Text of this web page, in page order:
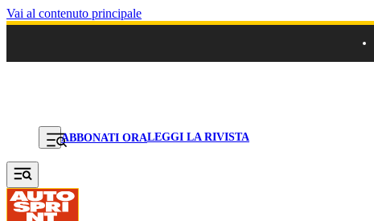
Vai al contenuto principale
ABBONATI ORALEGGI LA RIVISTA